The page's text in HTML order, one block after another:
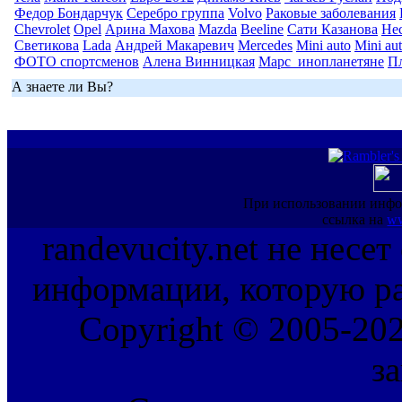
Федор Бондарчук Серебро группа Volvo Раковые заболевания
Chevrolet Opel Арина Махова Mazda Beeline Сати Казанова
Светикова Lada Андрей Макаревич Mercedes Mini auto Mini
ФОТО спортсменов Алена Винницкая Марс_инопланетяне
А знаете ли Вы?
При использовании
ссылка на
randevucity.net не несет
информации, которую
Copyright © 2005-